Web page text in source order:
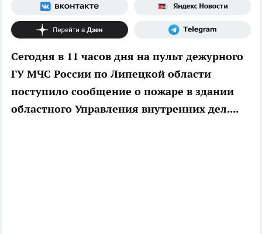
Сегодня в 11 часов дня на пульт дежурного
ГУ МЧС России по Липецкой области
поступило сообщение о пожаре в здании
областного Управления внутренних дел....